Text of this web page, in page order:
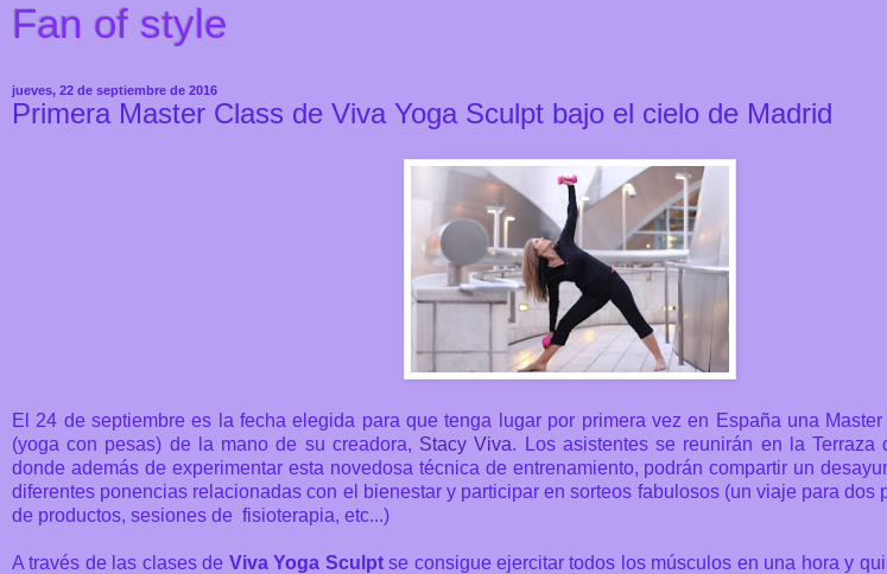
Fan of style
jueves, 22 de septiembre de 2016
Primera Master Class de Viva Yoga Sculpt bajo el cielo de Madrid
El 24 de septiembre es la fecha elegida para que tenga lugar por primera vez en España una
(yoga con pesas) de la mano de su creadora, Stacy Viva. Los asistentes se reunirán en la Terraza
donde además de experimentar esta novedosa técnica de entrenamiento, podrán compartir un
diferentes ponencias relacionadas con el bienestar y participar en sorteos fabulosos (un viaje para dos
de productos, sesiones de fisioterapia, etc...)
A través de las clases de Viva Yoga Sculptse consigue ejercitar todos los músculos en una hora y